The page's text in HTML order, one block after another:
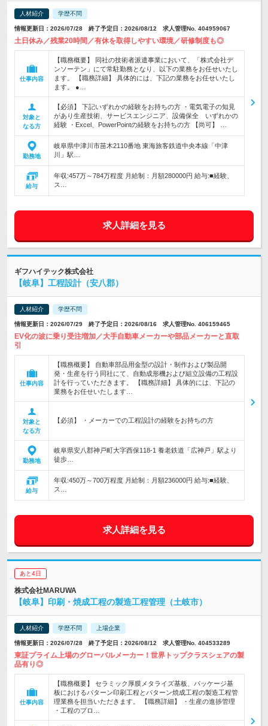
人材紹介 学歴不問
情報更新日：2026/07/28 終了予定日：2026/08/12 求人管理No. 404959067
土日休み／残業20時間／有休を取得しやすい環境／研修制度も◎
仕事内容
【職務概要】 同社の技術者派遣事業において、「株式会社デ
ンソーテン」にて常駐勤務となり、以下の業務をお任せいたし
ます。 【職務詳細】 具体的には、下記の業務をお任せいたし
ます。 ●…
対象と
なる方
【必須】 下記いずれかの経験をお持ちの方 ・電気電子の知見
があり生産技術、サービスエンジニア、設備保全 いずれかの
経験 ・Excel、PowerPointの経験をお持ちの方 【尚可】 …
勤務地
岐阜県中津川市苗木2110番地 東海旅客鉄道中央本線「中津
川」駅…
給与
年収:457万～784万程度 月給制：月額280000円 給与:■経験、
ス…
求人詳細を見る
ギフハイテック株式会社
【岐阜】工程設計（安八郡）
人材紹介 学歴不問
情報更新日：2026/07/29 終了予定日：2026/08/16 求人管理No. 406159465
EV化の波に乗り受注増加／大手自動車メーカーや部品メーカーと直取
引
仕事内容
【職務概要】 自動車部品用金型の設計・制作および製品開
発・生産を行う同社にて、自動成形機および組立設備の工程設
計を行っていただきます。 【職務詳細】 具体的には、下記の
業務をお任せいたします…
対象と
なる方
【必須】 ・メーカーでの工程設計の経験をお持ちの方
勤務地
岐阜県安八郡神戸町大字西保118-1 養老鉄道「広神戸」駅より
徒歩…
給与
年収:450万～700万程度 月給制：月額236000円 給与:■経験、
ス…
求人詳細を見る
あと4日
株式会社MARUWA
【岐阜】印刷・焼成工程の製造工程管理（土岐市）
人材紹介 学歴不問 上場企業
情報更新日：2026/07/28 終了予定日：2026/08/12 求人管理No. 404533289
東証プライム上場のグローバルメーカー！世界トップクラスシェアの製
品有り◎
仕事内容
【職務概要】 セラミック厚膜メタライズ基板、パッケージ基
板におけるパターン印刷工程とパターン焼成工程の製造工程管
理業務を担当いただきます。 【職務詳細】 ・生産の進捗管理
・工程のプロ…